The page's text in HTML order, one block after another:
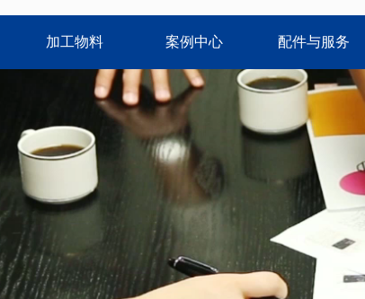
加工物料 案例中心 配件与服务